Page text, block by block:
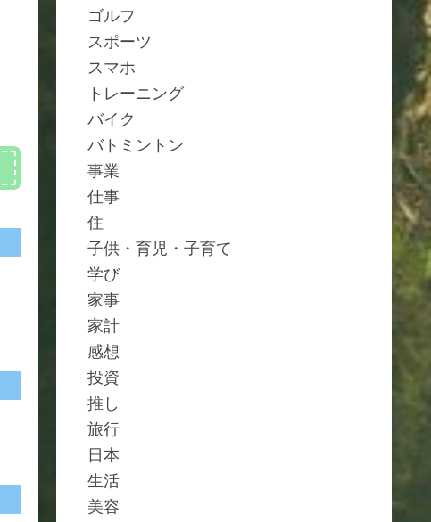
ゴルフ
スポーツ
スマホ
トレーニング
バイク
バトミントン
事業
仕事
住
子供・育児・子育て
学び
家事
家計
感想
投資
推し
旅行
日本
生活
美容